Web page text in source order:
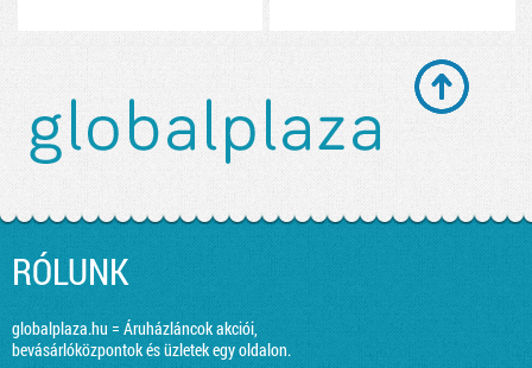
RÓLUNK
globalplaza.hu = Áruházláncok akciói,
bevásárlóközpontok és üzletek egy oldalon.